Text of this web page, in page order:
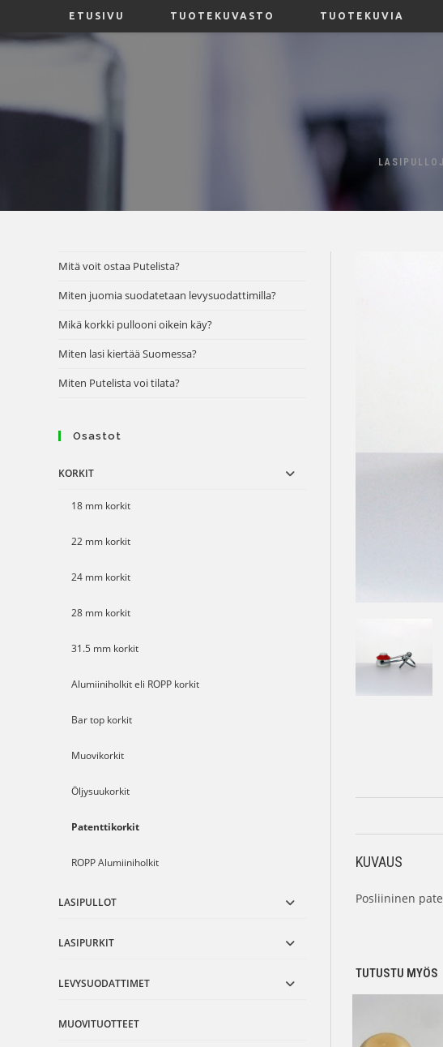
ETUSIVU TUOTEKUVASTO TUOTEKUVIA
KUVAUS
Posliininen
TUTUSTU MYÖS
Mitä voit ostaa Putelista?
Miten juomia suodatetaan levysuodattimilla?
Mikä korkki pullooni oikein käy?
Miten lasi kiertää Suomessa?
Miten Putelista voi tilata?
Osastot
KORKIT
18 mm korkit
22 mm korkit
24 mm korkit
28 mm korkit
31.5 mm korkit
Alumiiniholkit eli ROPP korkit
Bar top korkit
Muovikorkit
Öljysuukorkit
Patenttikorkit
ROPP Alumiiniholkit
LASIPULLOT
LASIPURKIT
LEVYSUODATTIMET
MUOVITUOTTEET